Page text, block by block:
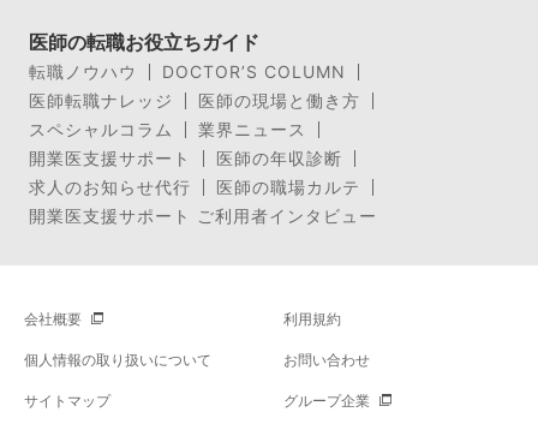
医師の転職お役立ちガイド
転職ノウハウ
DOCTOR’S COLUMN
医師転職ナレッジ
医師の現場と働き方
スペシャルコラム
業界ニュース
開業医支援サポート
医師の年収診断
求人のお知らせ代行
医師の職場カルテ
開業医支援サポート ご利用者インタビュー
会社概要 利用規約
個人情報の取り扱いについて お問い合わせ
サイトマップ グループ企業